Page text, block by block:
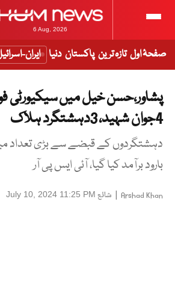
6 Aug, 2026
صفحۂ اول تازہ ترین پاکستان دنیا ایران-
پشاور،حسن خیل میں سیکیورٹی
4جوان شہید، 3دہشتگرد ہلاک
دہشتگردوں کے قبضے سے بڑی تعداد
بارود برآمد کیا گیا، آئی ایس پی آر
Arshad Khan
| شائع July 10, 2024 11:25 PM